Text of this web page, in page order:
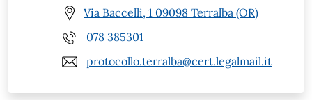
Via Baccelli, 1 09098 Terralba (OR)
078 385301
protocollo.terralba@cert.legalmail.it